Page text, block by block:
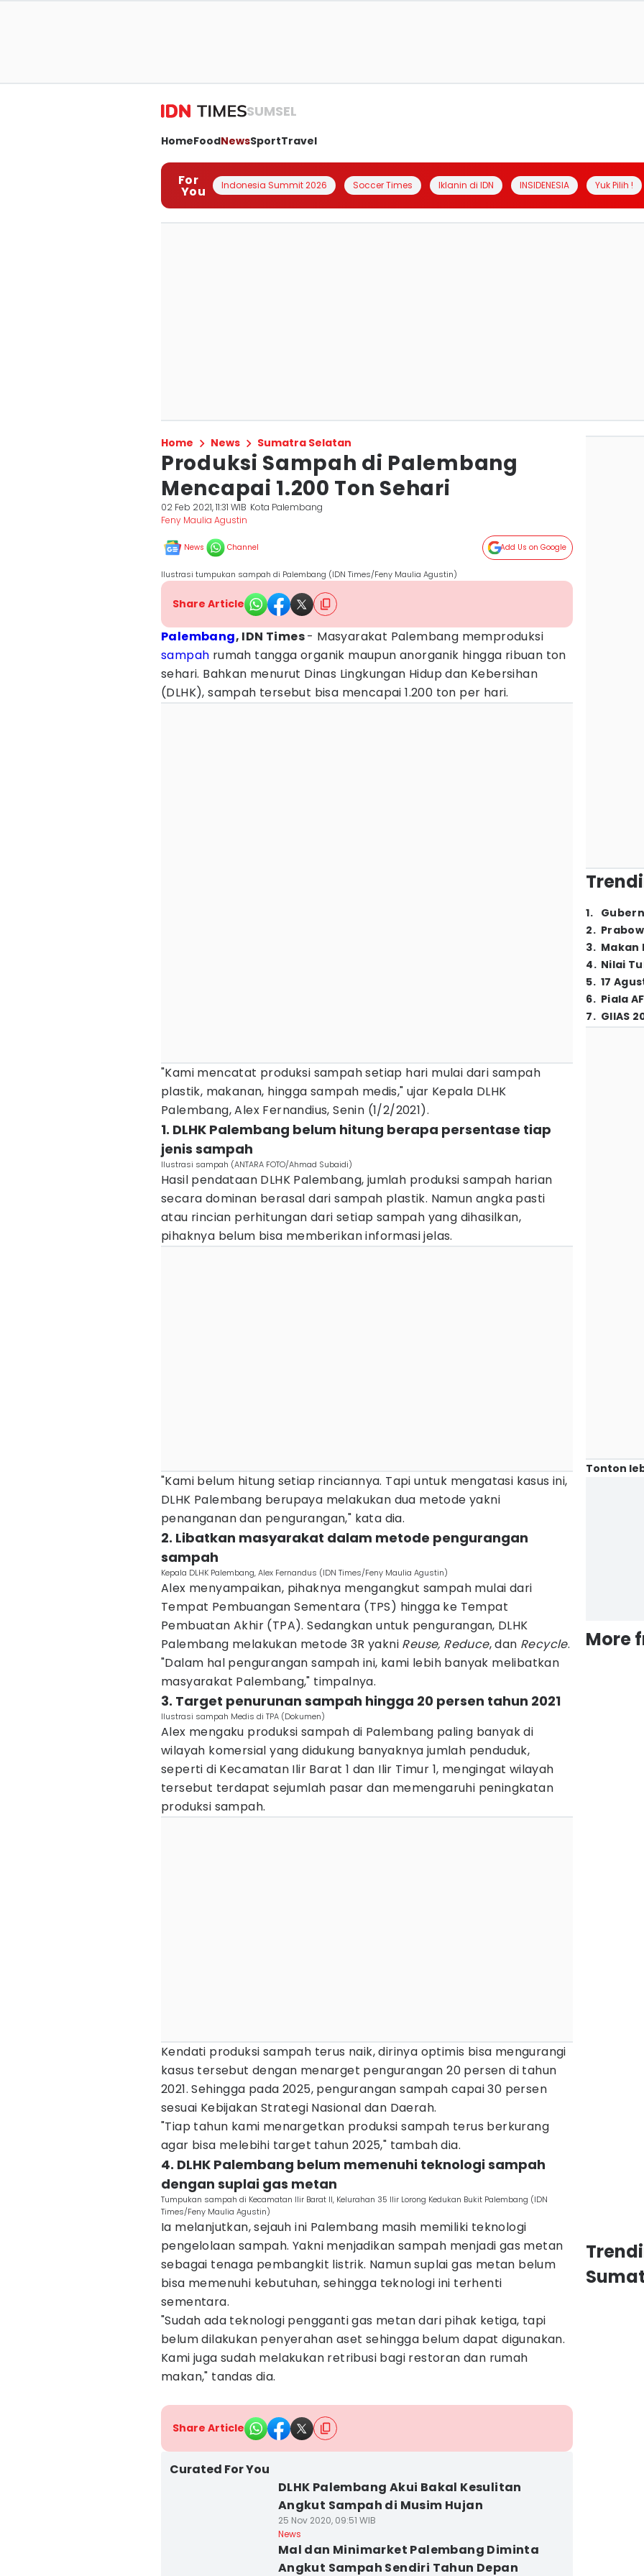
SUMSEL
HomeFoodNewsSportTravel
For
You Indonesia Summit 2026 Soccer Times Iklanin di IDN INSIDENESIA Yuk Pilih !
Home News Sumatra Selatan
Produksi Sampah di Palembang
Mencapai 1.200 Ton Sehari
02 Feb 2021, 11:31 WIB Kota Palembang
Feny Maulia Agustin
News Channel Add Us on Google
Ilustrasi tumpukan sampah di Palembang (IDN Times/Feny Maulia Agustin)
Share Article
Palembang, IDN Times- Masyarakat Palembang memproduksi
sampah rumah tangga organik maupun anorganik hingga ribuan ton
sehari. Bahkan menurut Dinas Lingkungan Hidup dan Kebersihan
(DLHK), sampah tersebut bisa mencapai 1.200 ton per hari.
"Kami mencatat produksi sampah setiap hari mulai dari sampah
plastik, makanan, hingga sampah medis," ujar Kepala DLHK
Palembang, Alex Fernandius, Senin (1/2/2021).
1. DLHK Palembang belum hitung berapa persentase tiap
jenis sampah
IIustrasi sampah (ANTARA FOTO/Ahmad Subaidi)
Hasil pendataan DLHK Palembang, jumlah produksi sampah harian
secara dominan berasal dari sampah plastik. Namun angka pasti
atau rincian perhitungan dari setiap sampah yang dihasilkan,
pihaknya belum bisa memberikan informasi jelas.
"Kami belum hitung setiap rinciannya. Tapi untuk mengatasi kasus ini,
DLHK Palembang berupaya melakukan dua metode yakni
penanganan dan pengurangan," kata dia.
2. Libatkan masyarakat dalam metode pengurangan
sampah
Kepala DLHK Palembang, Alex Fernandus (IDN Times/Feny Maulia Agustin)
Alex menyampaikan, pihaknya mengangkut sampah mulai dari
Tempat Pembuangan Sementara (TPS) hingga ke Tempat
Pembuatan Akhir (TPA). Sedangkan untuk pengurangan, DLHK
Palembang melakukan metode 3R yakni Reuse, Reduce, dan Recycle.
"Dalam hal pengurangan sampah ini, kami lebih banyak melibatkan
masyarakat Palembang," timpalnya.
3. Target penurunan sampah hingga 20 persen tahun 2021
Ilustrasi sampah Medis di TPA (Dokumen)
Alex mengaku produksi sampah di Palembang paling banyak di
wilayah komersial yang didukung banyaknya jumlah penduduk,
seperti di Kecamatan Ilir Barat 1 dan Ilir Timur 1, mengingat wilayah
tersebut terdapat sejumlah pasar dan memengaruhi peningkatan
produksi sampah.
Kendati produksi sampah terus naik, dirinya optimis bisa mengurangi
kasus tersebut dengan menarget pengurangan 20 persen di tahun
2021. Sehingga pada 2025, pengurangan sampah capai 30 persen
sesuai Kebijakan Strategi Nasional dan Daerah.
"Tiap tahun kami menargetkan produksi sampah terus berkurang
agar bisa melebihi target tahun 2025," tambah dia.
4. DLHK Palembang belum memenuhi teknologi sampah
dengan suplai gas metan
Tumpukan sampah di Kecamatan Ilir Barat II, Kelurahan 35 Ilir Lorong Kedukan Bukit Palembang (IDN
Times/Feny Maulia Agustin)
Ia melanjutkan, sejauh ini Palembang masih memiliki teknologi
pengelolaan sampah. Yakni menjadikan sampah menjadi gas metan
sebagai tenaga pembangkit listrik. Namun suplai gas metan belum
bisa memenuhi kebutuhan, sehingga teknologi ini terhenti
sementara.
"Sudah ada teknologi pengganti gas metan dari pihak ketiga, tapi
belum dilakukan penyerahan aset sehingga belum dapat digunakan.
Kami juga sudah melakukan retribusi bagi restoran dan rumah
makan," tandas dia.
Share Article
Curated For You
DLHK Palembang Akui Bakal Kesulitan
Angkut Sampah di Musim Hujan
25 Nov 2020, 09:51 WIB
News
Mal dan Minimarket Palembang Diminta
Angkut Sampah Sendiri Tahun Depan
1.
2.
3. Makan
4. Nilai
5. 17
6. Piala
7. GIIAS
Tonton
More